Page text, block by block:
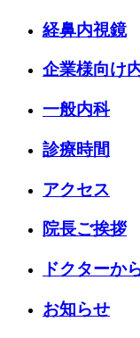
経鼻内視鏡
企業様向け
一般内科
診療時間
アクセス
院長ご挨拶
ドクターか
お知らせ